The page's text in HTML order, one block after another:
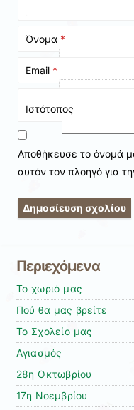
Όνομα *
Email *
Ιστότοπος
Αποθήκευσε το όνομά
αυτόν τον πλοηγό για
Περιεχόμενα
Το χωριό μας
Πού θα μας βρείτε
Το Σχολείο μας
Αγιασμός
28η Οκτωβρίου
17η Νοεμβρίου